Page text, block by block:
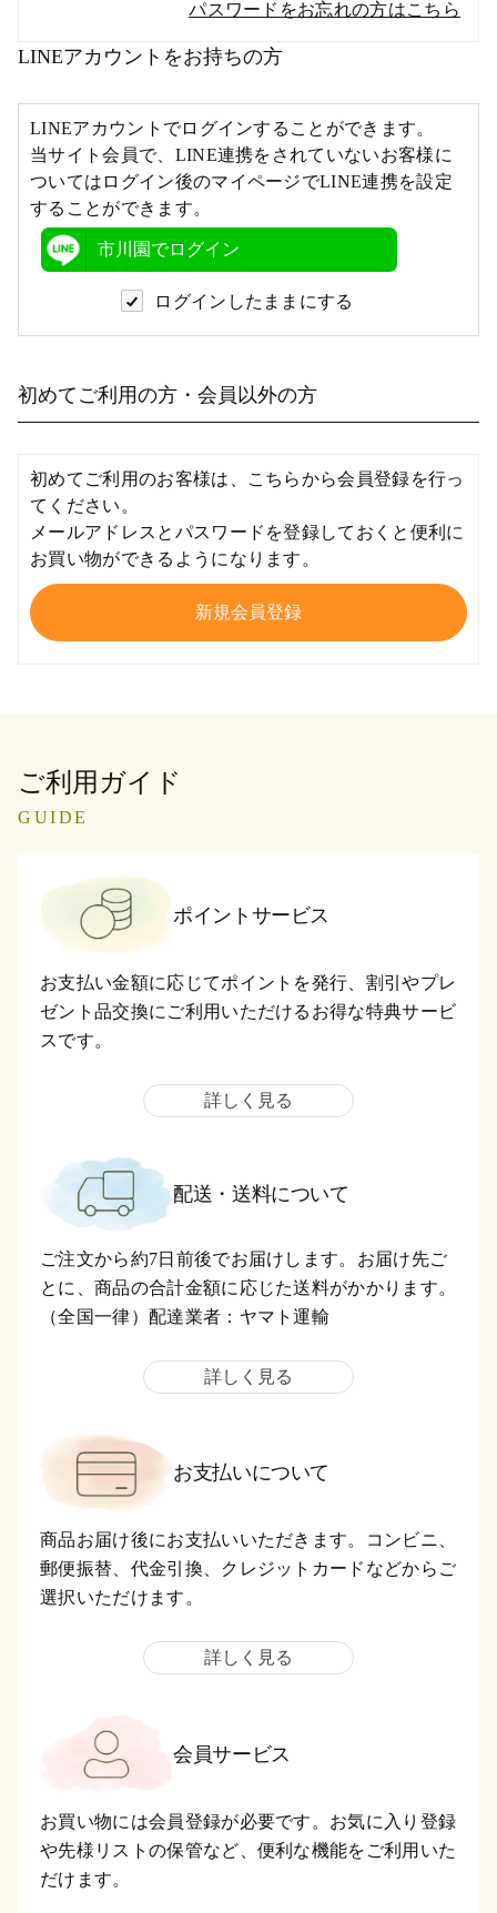
パスワードをお忘れの方はこちら
LINEアカウントをお持ちの方
LINEアカウントでログインすることができます。
当サイト会員で、LINE連携をされていないお客様に
ついてはログイン後のマイページでLINE連携を設定
することができます。
市川園でログイン
ログインしたままにする
初めてご利用の方・会員以外の方
初めてご利用のお客様は、こちらから会員登録を行っ
てください。
メールアドレスとパスワードを登録しておくと便利に
お買い物ができるようになります。
ご利用ガイド
GUIDE
ポイントサービス
お支払い金額に応じてポイントを発行、割引やプレ
ゼント品交換にご利用いただけるお得な特典サービ
スです。
詳しく見る
配送・送料について
ご注文から約7日前後でお届けします。お届け先ご
とに、商品の合計金額に応じた送料がかかります。
（全国一律）配達業者：ヤマト運輸
詳しく見る
お支払いについて
商品お届け後にお支払いいただきます。コンビニ、
郵便振替、代金引換、クレジットカードなどからご
選択いただけます。
詳しく見る
会員サービス
お買い物には会員登録が必要です。お気に入り登録
や先様リストの保管など、便利な機能をご利用いた
だけます。